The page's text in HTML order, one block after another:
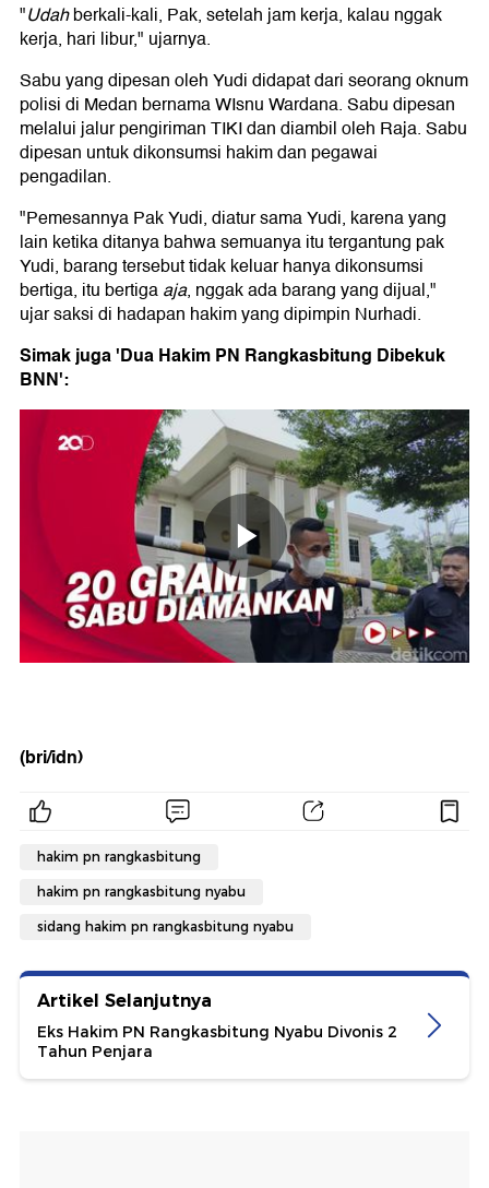
"Udahberkali-kali, Pak, setelah jam kerja, kalau nggak
kerja, hari libur," ujarnya.
Sabu yang dipesan oleh Yudi didapat dari seorang oknum
polisi di Medan bernama WIsnu Wardana. Sabu dipesan
melalui jalur pengiriman TIKI dan diambil oleh Raja. Sabu
dipesan untuk dikonsumsi hakim dan pegawai
pengadilan.
"Pemesannya Pak Yudi, diatur sama Yudi, karena yang
lain ketika ditanya bahwa semuanya itu tergantung pak
Yudi, barang tersebut tidak keluar hanya dikonsumsi
bertiga, itu bertigaaja, nggak ada barang yang dijual,"
ujar saksi di hadapan hakim yang dipimpin Nurhadi.
Simak juga 'Dua Hakim PN Rangkasbitung Dibekuk
BNN':
(bri/idn)
hakim pn rangkasbitung
hakim pn rangkasbitung nyabu
sidang hakim pn rangkasbitung nyabu
Artikel Selanjutnya
Eks Hakim PN Rangkasbitung Nyabu Divonis 2
Tahun Penjara